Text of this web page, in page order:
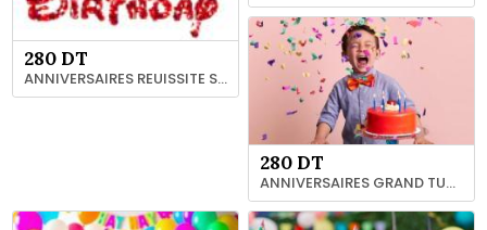
280 DT
ANNIVERSAIRES REUISSITE SCOLAIRE THOUR GRAND TUNIS
280 DT
ANNIVERSAIRES GRAND TUNIS 21 94 12 66